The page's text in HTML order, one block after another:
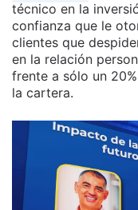
técnico en la
confianza que le
clientes que
en la relación
frente a sólo un
la cartera.